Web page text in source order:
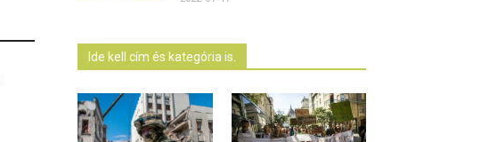
Ide kell cím és kategória is.